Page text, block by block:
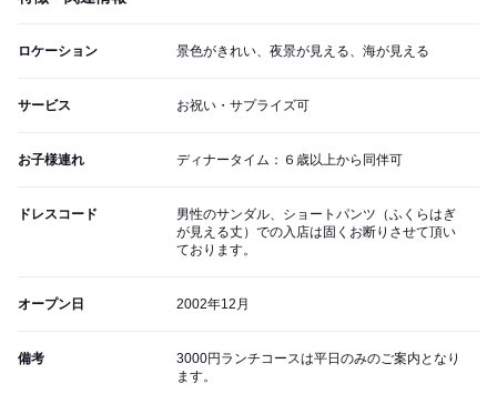
ロケーション 景色がきれい、夜景が見える、海が見える
サービス お祝い・サプライズ可
お子様連れ ディナータイム：６歳以上から同伴可
ドレスコード
男性のサンダル、ショートパンツ（ふくらはぎ
が見える丈）での入店は固くお断りさせて頂い
ております。
オープン日 2002年12月
備考
3000円ランチコースは平日のみのご案内となり
ます。